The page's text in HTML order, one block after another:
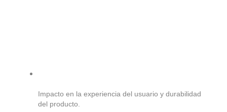
Impacto en la experiencia del usuario y durabilidad
del producto.